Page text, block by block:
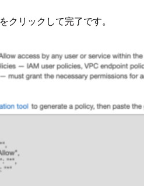
をクリックして完了です。